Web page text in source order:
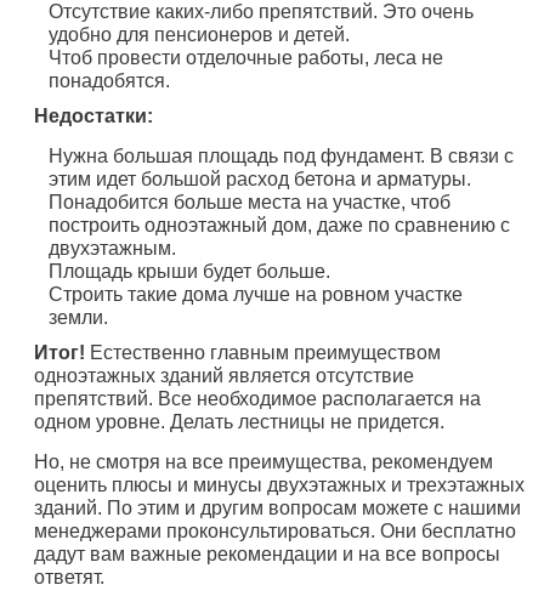
Отсутствие каких-либо препятствий. Это очень
удобно для пенсионеров и детей.
Чтоб провести отделочные работы, леса не
понадобятся.
Недостатки:
Нужна большая площадь под фундамент. В связи с
этим идет большой расход бетона и арматуры.
Понадобится больше места на участке, чтоб
построить одноэтажный дом, даже по сравнению с
двухэтажным.
Площадь крыши будет больше.
Строить такие дома лучше на ровном участке
земли.
Итог! Естественно главным преимуществом
одноэтажных зданий является отсутствие
препятствий. Все необходимое располагается на
одном уровне. Делать лестницы не придется.
Но, не смотря на все преимущества, рекомендуем
оценить плюсы и минусы двухэтажных и трехэтажных
зданий. По этим и другим вопросам можете с нашими
менеджерами проконсультироваться. Они бесплатно
дадут вам важные рекомендации и на все вопросы
ответят.